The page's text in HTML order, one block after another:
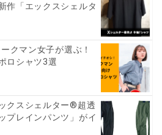
作「エックスシェルタ
クマン女子が選ぶ！
ロシャツ3選
クスシェルター®超透
プレインパンツ」がイ